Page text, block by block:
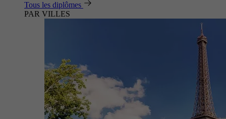
Tous les diplômes
PAR VILLES